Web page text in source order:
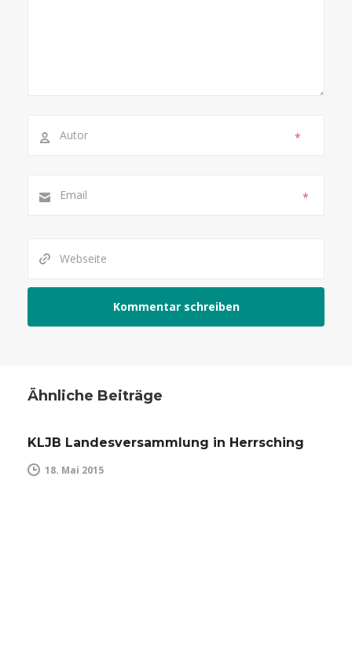
*
*
Ähnliche Beiträge
KLJB Landesversammlung in Herrsching
18. Mai 2015